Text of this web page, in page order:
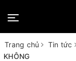
Trang chủ Tin tức
KHÔNG